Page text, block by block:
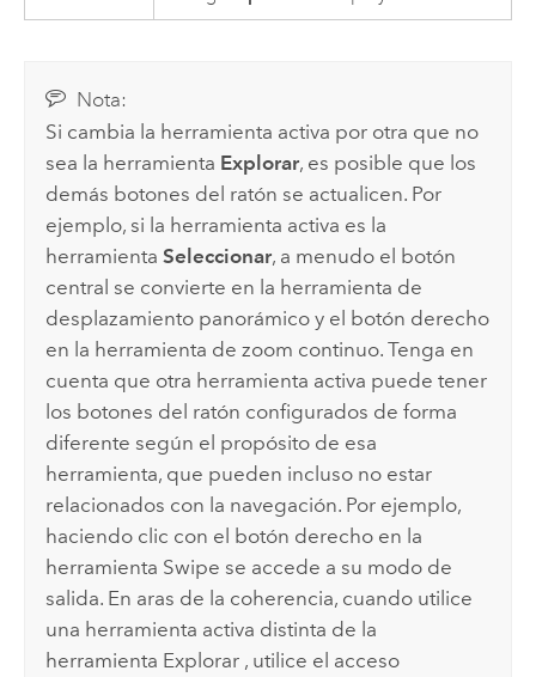
Nota:
Si cambia la herramienta activa por otra que no
sea la herramienta Explorar, es posible que los
demás botones del ratón se actualicen. Por
ejemplo, si la herramienta activa es la
herramientaSeleccionar, a menudo el botón
central se convierte en la herramienta de
desplazamiento panorámico y el botón derecho
en la herramienta de zoom continuo. Tenga en
cuenta que otra herramienta activa puede tener
los botones del ratón configurados de forma
diferente según el propósito de esa
herramienta, que pueden incluso no estar
relacionados con la navegación. Por ejemplo,
haciendo clic con el botón derecho en la
herramienta Swipe se accede a su modo de
salida. En aras de la coherencia, cuando utilice
una herramienta activa distinta de la
herramienta Explorar , utilice el acceso